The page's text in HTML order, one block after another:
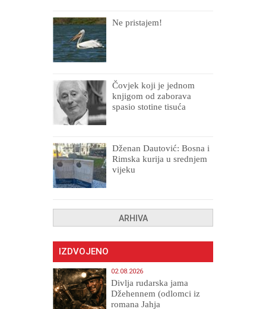
Ne pristajem!
Čovjek koji je jednom
knjigom od zaborava
spasio stotine tisuća
Dženan Dautović: Bosna i
Rimska kurija u srednjem
vijeku
ARHIVA
IZDVOJENO
02.08.2026
Divlja rudarska jama
Džehennem (odlomci iz
romana Jahja